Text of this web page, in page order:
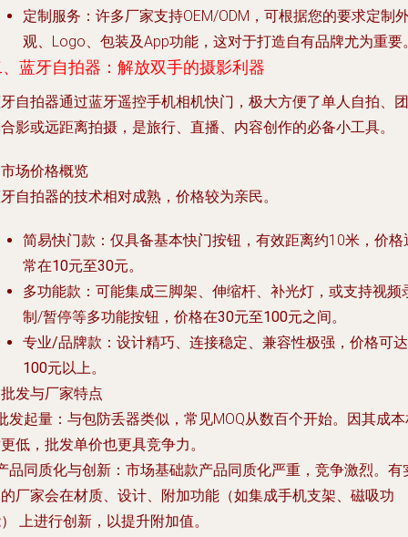
定制服务 ：许多厂家支持OEM/ODM，可根据您的要求定制
观、Logo、包装及App功能，这对于打造自有品牌尤为重要
蓝牙自拍器：解放双手的摄影利器
自拍器通过蓝牙遥控手机相机快门，极大方便了单人自拍、团
影或远距离拍摄，是旅行、直播、内容创作的必备小工具。
场价格概览
自拍器的技术相对成熟，价格较为亲民。
简易快门款 ：仅具备基本快门按钮，有效距离约10米，价格
常在10元至30元。
多功能款 ：可能集成三脚架、伸缩杆、补光灯，或支持视频
制/暂停等多功能按钮，价格在30元至100元之间。
专业/品牌款 ：设计精巧、连接稳定、兼容性极强，价格可达
100元以上。
发与厂家特点
发起量 ：与包防丢器类似，常见MOQ从数百个开始。因其成
低，批发单价也更具竞争力。
品同质化与创新 ：市场基础款产品同质化严重，竞争激烈。有
厂家会在材质、设计、附加功能（如集成手机支架、磁吸功
上进行创新，以提升附加值。